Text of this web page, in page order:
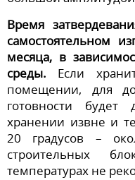
Время
самостоятельном
месяца, в
среды. Если
помещении, для
готовности
хранении извне и
20 градусов –
строительных
температурах не